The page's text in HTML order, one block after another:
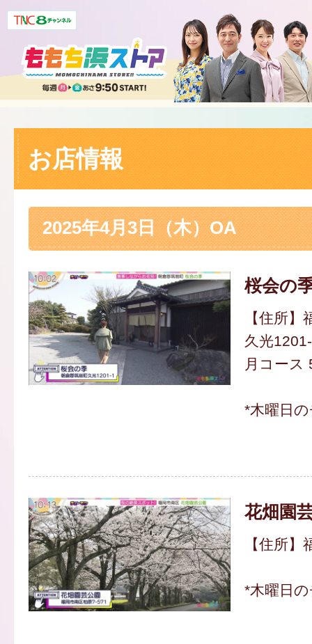
お店情報
2025年4月3日（木）OA
桜会の
【住所
久光
月コース
*木曜日
花畑園
【住所
*木曜日